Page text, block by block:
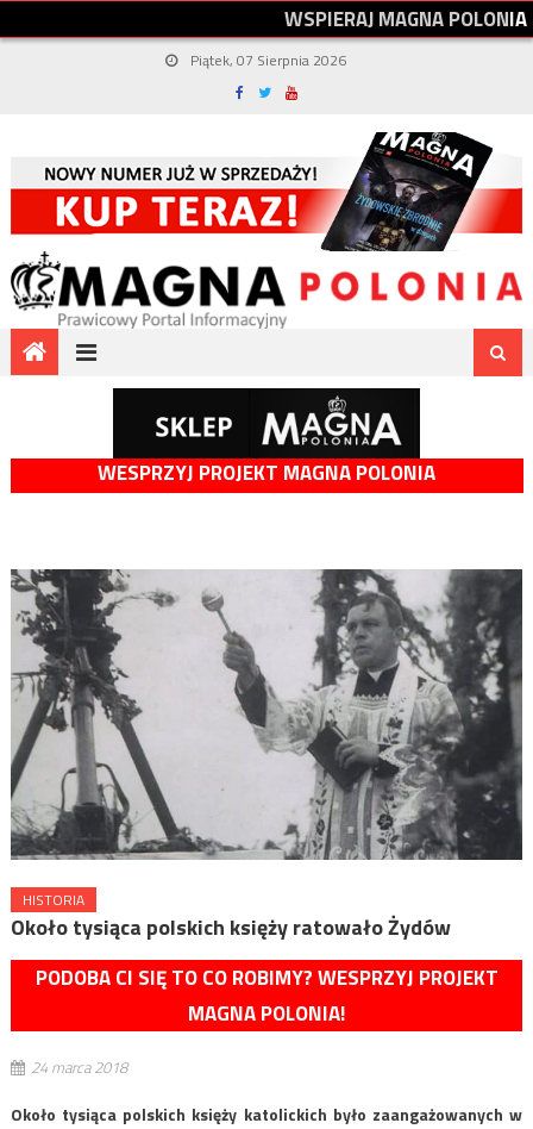
WSPIERAJMAGNAPOLONIA
Piątek, 07 Sierpnia 2026
WESPRZYJ PROJEKT MAGNA POLONIA
HISTORIA
Około tysiąca polskich księży ratowało Żydów
PODOBA CI SIĘ TO CO ROBIMY? WESPRZYJ PROJEKT
MAGNA POLONIA!
24 marca 2018
Około tysiąca polskich księży katolickich było zaangażowanych w